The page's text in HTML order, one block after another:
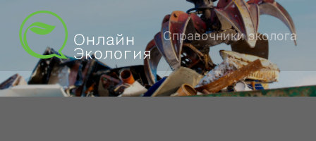
Справочники эколога